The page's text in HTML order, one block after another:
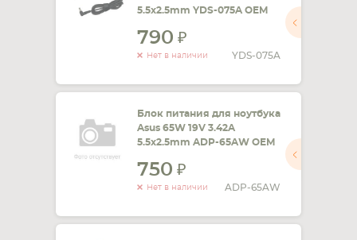
5.5x2.5mm YDS-075A OEM
790
Нет в наличии YDS-075A
Блок питания для ноутбука
Asus 65W 19V 3.42A
5.5x2.5mm ADP-65AW OEM
750
Нет в наличии ADP-65AW